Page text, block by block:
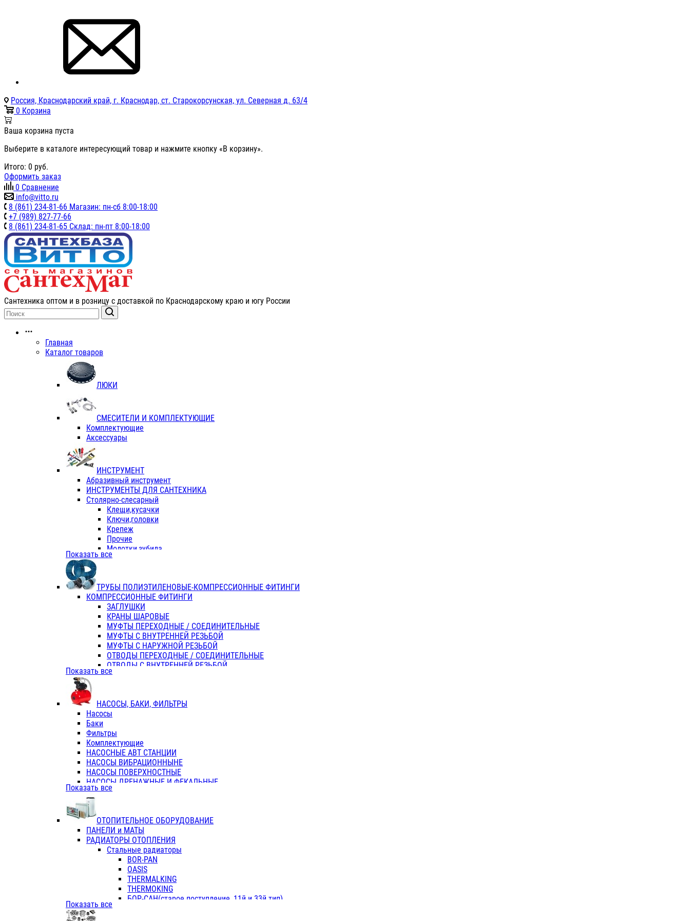
Россия, Краснодарский край, г. Краснодар, ст. Старокорсунская, ул. Северная д. 63/4
0 Корзина
Ваша корзина пуста
Выберите в каталоге интересующий товар и нажмите кнопку «В корзину».
Итого: 0 руб.
Оформить заказ
0 Сравнение
info@vitto.ru
8 (861) 234-81-66 Магазин: пн-сб 8:00-18:00
+7 (989) 827-77-66
8 (861) 234-81-65 Склад: пн-пт 8:00-18:00
Сантехника оптом и в розницу с доставкой по Краснодарскому краю и югу России
Главная
Каталог товаров
ЛЮКИ
СМЕСИТЕЛИ И КОМПЛЕКТУЮЩИЕ
Комплектующие
Аксессуары
ИНСТРУМЕНТ
Абразивный инструмент
ИНСТРУМЕНТЫ ДЛЯ САНТЕХНИКА
Столярно-слесарный
Клещи,кусачки
Ключи,головки
Крепеж
Прочие
Молотки,зубила
Пассатижи,тонкогубцы,утконосы
Отвертки
Хоз. инвентарь
ЭЛ. ИНСТРУМЕНТ OASIS
Показать все
ТРУБЫ ПОЛИЭТИЛЕНОВЫЕ-КОМПРЕССИОННЫЕ ФИТИНГИ
КОМПРЕССИОННЫЕ ФИТИНГИ
ЗАГЛУШКИ
КРАНЫ ШАРОВЫЕ
МУФТЫ ПЕРЕХОДНЫЕ / СОЕДИНИТЕЛЬНЫЕ
МУФТЫ С ВНУТРЕННЕЙ РЕЗЬБОЙ
МУФТЫ С НАРУЖНОЙ РЕЗЬБОЙ
ОТВОДЫ ПЕРЕХОДНЫЕ / СОЕДИНИТЕЛЬНЫЕ
ОТВОДЫ С ВНУТРЕННЕЙ РЕЗЬБОЙ
ОТВОДЫ С НАРУЖНОЙ РЕЗЬБОЙ
ТРОЙНИКИ ПЕРЕХОДНЫЕ / СОЕДИНИТЕЛЬНЫЕ
ТРОЙНИКИ С ВНУТРЕННЕЙ РЕЗЬБОЙ
КОЛЬЦА РЕЗИНОВЫЕ
ТРУБЫ НАПОРНЫЕ
ТРУБЫ ГОФРИРОВАННЫЕ ДВУХСЛ.
ТРУБЫ ПОЛИЭТИЛЕНОВЫЕ
Показать все
НАСОСЫ, БАКИ, ФИЛЬТРЫ
Насосы
Баки
Фильтры
Комплектующие
НАСОСНЫЕ АВТ СТАНЦИИ
НАСОСЫ ВИБРАЦИОННЫНЕ
НАСОСЫ ПОВЕРХНОСТНЫЕ
НАСОСЫ ДРЕНАЖНЫЕ И ФЕКАЛЬНЫЕ
НАСОСЫ ПОВЫСИТ и ЦИРКУЛЯЦИОННЫЕ
НАСОСЫ СКВАЖИННЫЕ
Показать все
ОТОПИТЕЛЬНОЕ ОБОРУДОВАНИЕ
ПАНЕЛИ и МАТЫ
РАДИАТОРЫ ОТОПЛЕНИЯ
Стальные радиаторы
BOR-PAN
OASIS
THERMALKING
THERMOKING
БОР-САН(старое поступление, 11й и 33й тип)
Показать все